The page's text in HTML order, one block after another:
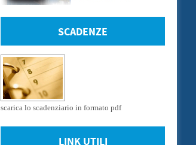
SCADENZE
scarica lo scadenziario in formato pdf
LINK UTILI